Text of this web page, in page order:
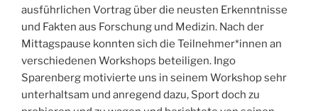
ausführlichen Vortrag über die neusten Erkenntnisse
und Fakten aus Forschung und Medizin. Nach der
Mittagspause konnten sich die Teilnehmer*innen an
verschiedenen Workshops beteiligen. Ingo
Sparenberg motivierte uns in seinem Workshop sehr
unterhaltsam und anregend dazu, Sport doch zu